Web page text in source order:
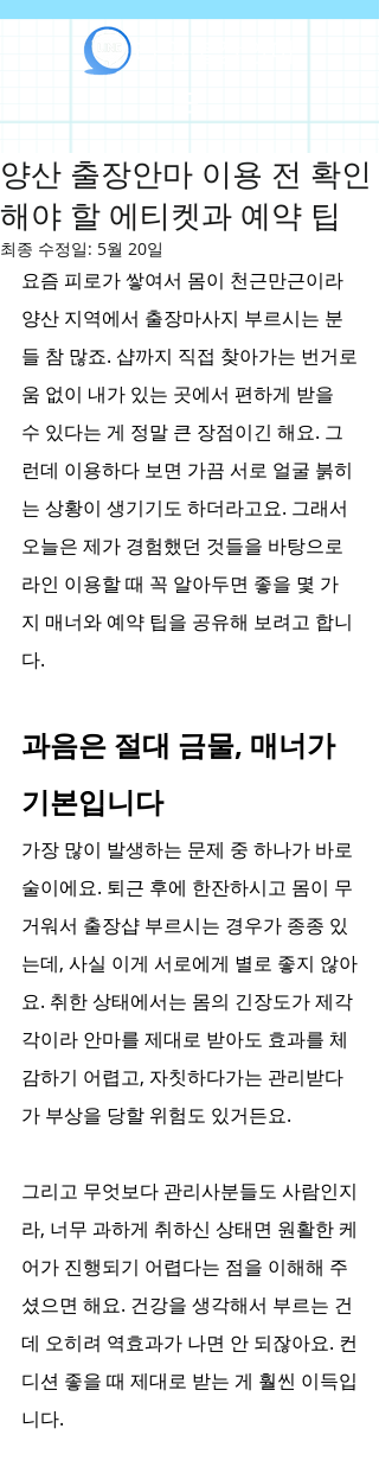
양산 출장안마 이용 전 확인
해야 할 에티켓과 예약 팁
최종 수정일: 5월 20일
요즘 피로가 쌓여서 몸이 천근만근이라
양산 지역에서 출장마사지 부르시는 분
들 참 많죠. 샵까지 직접 찾아가는 번거로
움 없이 내가 있는 곳에서 편하게 받을
수 있다는 게 정말 큰 장점이긴 해요. 그
런데 이용하다 보면 가끔 서로 얼굴 붉히
는 상황이 생기기도 하더라고요. 그래서
오늘은 제가 경험했던 것들을 바탕으로
라인 이용할 때 꼭 알아두면 좋을 몇 가
지 매너와 예약 팁을 공유해 보려고 합니
다.
과음은 절대 금물, 매너가
기본입니다
가장 많이 발생하는 문제 중 하나가 바로
술이에요. 퇴근 후에 한잔하시고 몸이 무
거워서 출장샵 부르시는 경우가 종종 있
는데, 사실 이게 서로에게 별로 좋지 않아
요. 취한 상태에서는 몸의 긴장도가 제각
각이라 안마를 제대로 받아도 효과를 체
감하기 어렵고, 자칫하다가는 관리받다
가 부상을 당할 위험도 있거든요.
그리고 무엇보다 관리사분들도 사람인지
라, 너무 과하게 취하신 상태면 원활한 케
어가 진행되기 어렵다는 점을 이해해 주
셨으면 해요. 건강을 생각해서 부르는 건
데 오히려 역효과가 나면 안 되잖아요. 컨
디션 좋을 때 제대로 받는 게 훨씬 이득입
니다.